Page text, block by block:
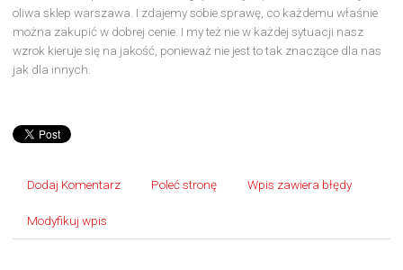
oliwa sklep warszawa. I zdajemy sobie sprawę, co każdemu właśnie
można zakupić w dobrej cenie. I my też nie w każdej sytuacji nasz
wzrok kieruje się na jakość, ponieważ nie jest to tak znaczące dla nas
jak dla innych.
Dodaj Komentarz Poleć stronę Wpis zawiera błędy
Modyfikuj wpis